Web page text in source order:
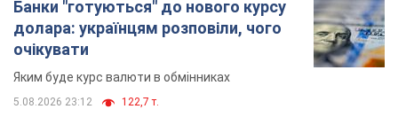
Банки "готуються" до нового курсу
долара: українцям розповіли, чого
очікувати
Яким буде курс валюти в обмінниках
5.08.2026 23:12 122,7 т.